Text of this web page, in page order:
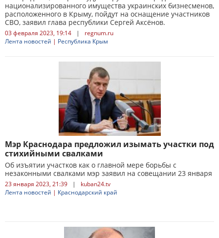
национализированного имущества украинских бизнесменов,
расположенного в Крыму, пойдут на оснащение участников
СВО, заявил глава республики Сергей Аксёнов.
03 февраля 2023, 19:14 |
regnum.ru
Лента новостей | Республика Крым
Мэр Краснодара предложил изымать участки под
стихийными свалками
Об изъятии участков как о главной мере борьбы с
незаконными свалками мэр заявил на совещании 23 января
23 января 2023, 21:39 |
kuban24.tv
Лента новостей | Краснодарский край